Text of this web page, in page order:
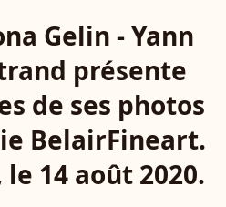
Gelin - Yann
présente
de ses photos
BelairFineart.
14 août 2020.